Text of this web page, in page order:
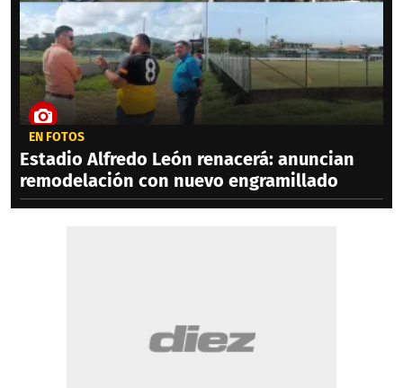
EN FOTOS
Estadio Alfredo León renacerá: anuncian
remodelación con nuevo engramillado